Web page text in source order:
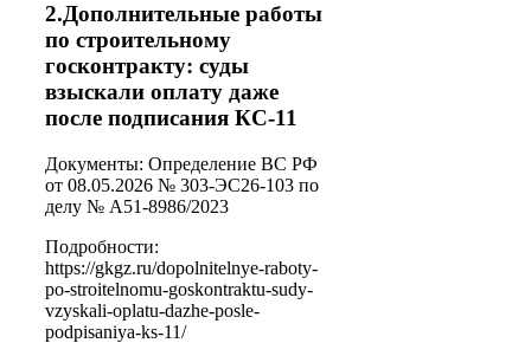
2.Дополнительные работы
по строительному
госконтракту: суды
взыскали оплату даже
после подписания КС-11
Документы: Определение ВС РФ
от 08.05.2026 № 303-ЭС26-103 по
делу № А51-8986/2023
Подробности:
https://gkgz.ru/dopolnitelnye-raboty-
po-stroitelnomu-goskontraktu-sudy-
vzyskali-oplatu-dazhe-posle-
podpisaniya-ks-11/